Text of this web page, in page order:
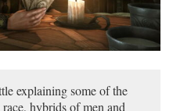
explaining some of the
hybrids of men and